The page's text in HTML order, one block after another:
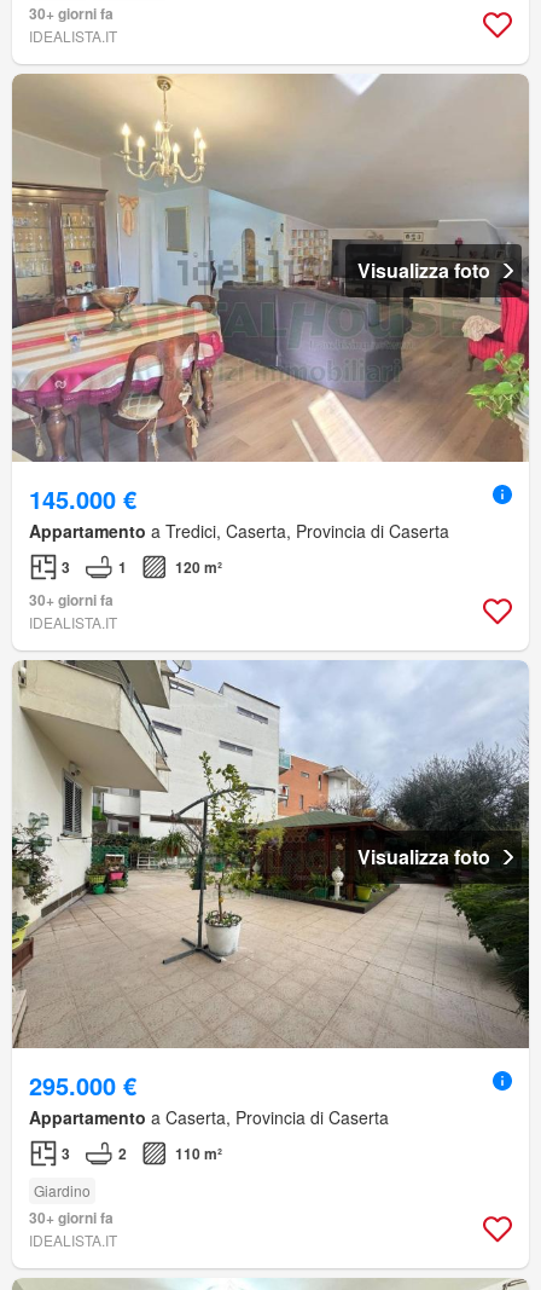
30+ giorni fa
IDEALISTA.IT
Visualizza foto
145.000 €
Appartamento a Tredici, Caserta, Provincia di Caserta
3 1
120 m²
30+ giorni fa
IDEALISTA.IT
Visualizza foto
295.000 €
Appartamento a Caserta, Provincia di Caserta
3 2 110 m²
Giardino
30+ giorni fa
IDEALISTA.IT